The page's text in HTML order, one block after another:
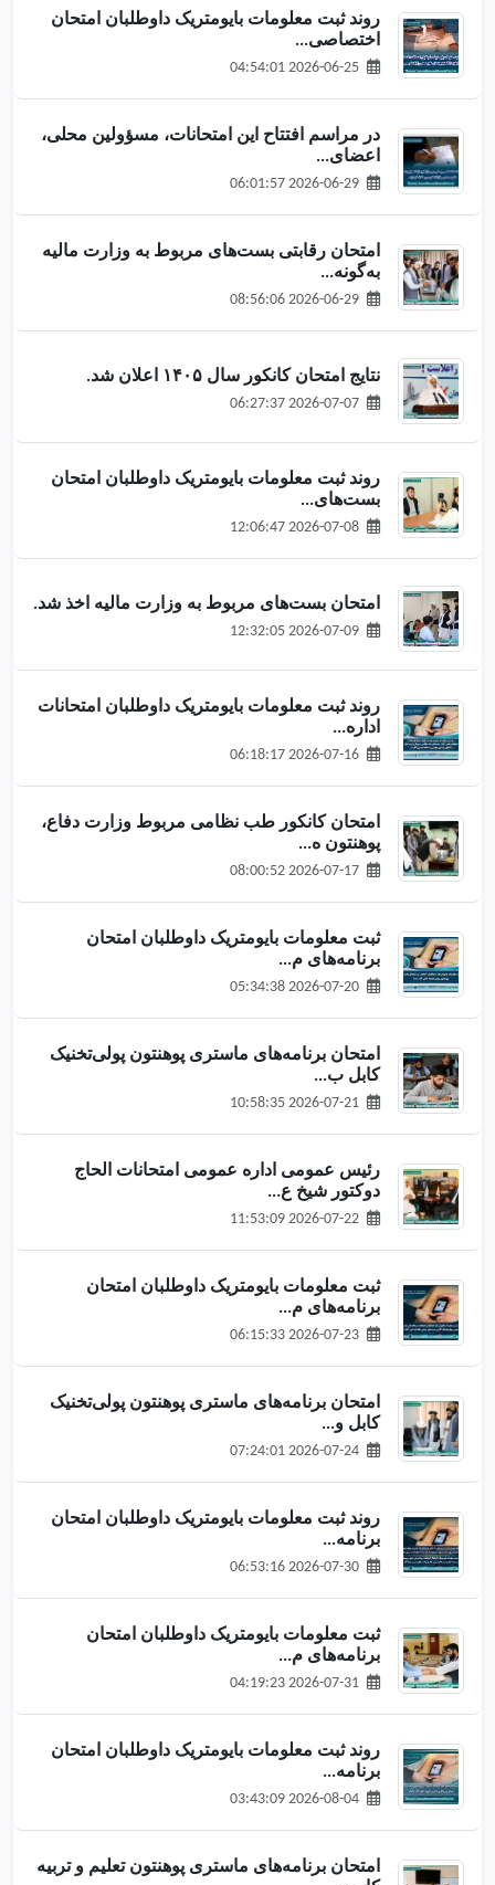
روند ثبت معلومات بایومتریک داوطلبان امتحان
اختصاصی...
در مراسم افتتاح این امتحانات، مسؤولین محلی،
اعضای...
امتحان رقابتی بست‌های مربوط به وزارت مالیه
به‌گونه...
نتایج امتحان کانکور سال ۱۴۰۵ اعلان شد.
روند ثبت معلومات بایومتریک داوطلبان امتحان
بست‌های...
امتحان بست‌های مربوط به وزارت مالیه اخذ شد.
روند ثبت معلومات بایومتریک داوطلبان امتحانات
اداره...
امتحان کانکور طب نظامی مربوط وزارت دفاع،
پوهنتون ه...
ثبت معلومات بایومتریک داوطلبان امتحان
برنامه‌های م...
امتحان برنامه‌های ماستری پوهنتون پولی‌تخنیک
کابل ب...
رئیس عمومی اداره عمومی امتحانات الحاج
دوکتور شیخ ع...
ثبت معلومات بایومتریک داوطلبان امتحان
برنامه‌های م...
امتحان برنامه‌های ماستری پوهنتون پولی‌تخنیک
کابل و...
روند ثبت معلومات بایومتریک داوطلبان امتحان
برنامه‌...
ثبت معلومات بایومتریک داوطلبان امتحان
برنامه‌های م...
روند ثبت معلومات بایومتریک داوطلبان امتحان
برنامه‌...
امتحان برنامه‌های ماستری پوهنتون تعلیم و تربیه